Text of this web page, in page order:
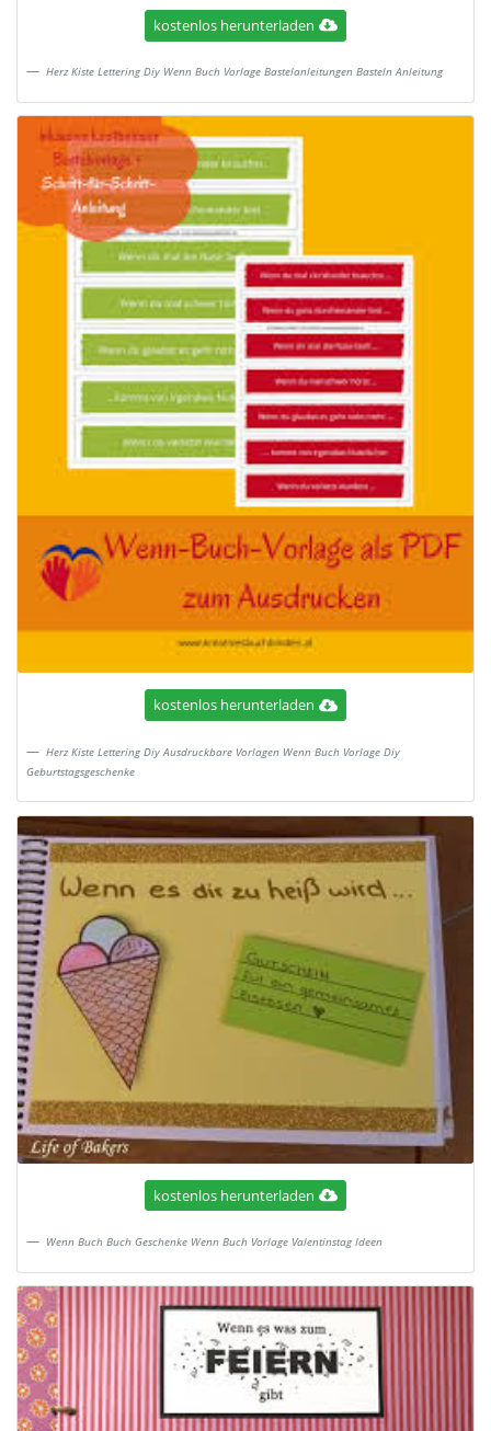
kostenlos herunterladen
Herz Kiste Lettering Diy Wenn Buch Vorlage Bastelanleitungen Basteln Anleitung
kostenlos herunterladen
Herz Kiste Lettering Diy Ausdruckbare Vorlagen Wenn Buch Vorlage Diy
Geburtstagsgeschenke
kostenlos herunterladen
Wenn Buch Buch Geschenke Wenn Buch Vorlage Valentinstag Ideen